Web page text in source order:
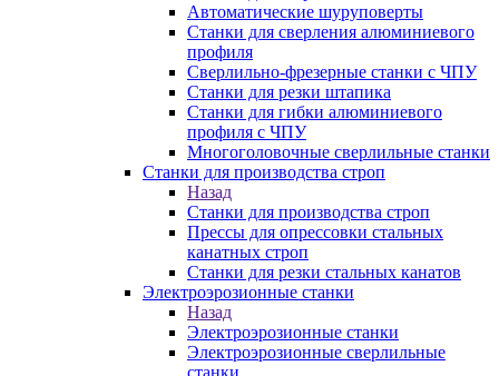
Автоматические шуруповерты
Станки для сверления алюминиевого
профиля
Сверлильно-фрезерные станки с ЧПУ
Станки для резки штапика
Станки для гибки алюминиевого
профиля с ЧПУ
Многоголовочные сверлильные станки
Станки для производства строп
Назад
Станки для производства строп
Прессы для опрессовки стальных
канатных строп
Станки для резки стальных канатов
Электроэрозионные станки
Назад
Электроэрозионные станки
Электроэрозионные сверлильные
станки